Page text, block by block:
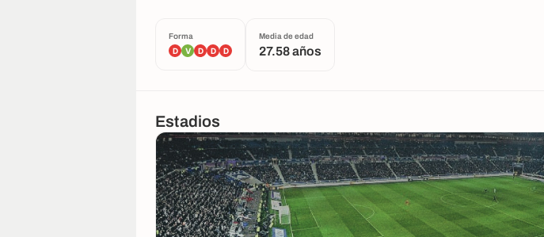
Forma
D V D D D
Media de edad
27.58 años
Estadios